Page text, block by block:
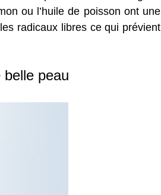
ou l’huile de poisson ont une
radicaux libres ce qui prévient
peau